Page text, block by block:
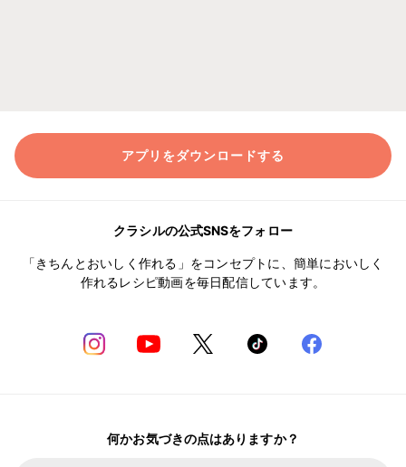
アプリをダウンロードする
クラシルの公式SNSをフォロー
「きちんとおいしく作れる」をコンセプトに、簡単においしく
作れるレシピ動画を毎日配信しています。
何かお気づきの点はありますか？